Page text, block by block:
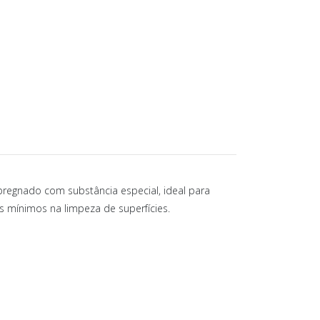
com substância especial, ideal para
na limpeza de superfícies.